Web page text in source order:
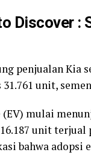
Discover :
penjualan Kia
unit,
mulai
unit
bahwa